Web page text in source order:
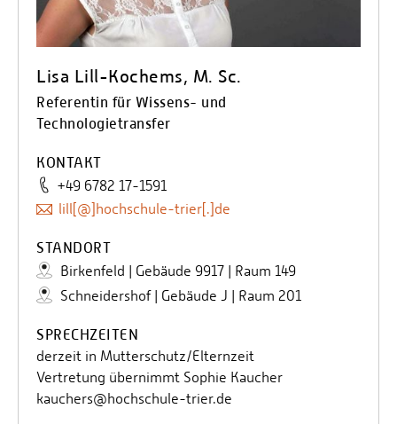
Lisa Lill-Kochems, M. Sc.
Referentin für Wissens- und
Technologietransfer
KONTAKT
+49 6782 17-1591
lill[@]hochschule-trier[.]de
STANDORT
Birkenfeld | Gebäude 9917 | Raum 149
Schneidershof | Gebäude J | Raum 201
SPRECHZEITEN
derzeit in Mutterschutz/Elternzeit
Vertretung übernimmt Sophie Kaucher
kauchers@hochschule-trier.de